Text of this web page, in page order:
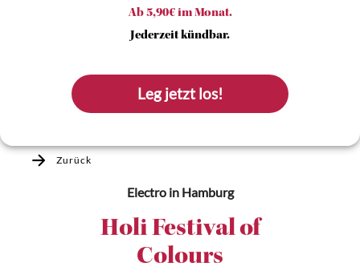
Ab 5,90€ im Monat.
Jederzeit kündbar.
Leg jetzt los!
Zurück
Electroin Hamburg
Holi Festival of
Colours